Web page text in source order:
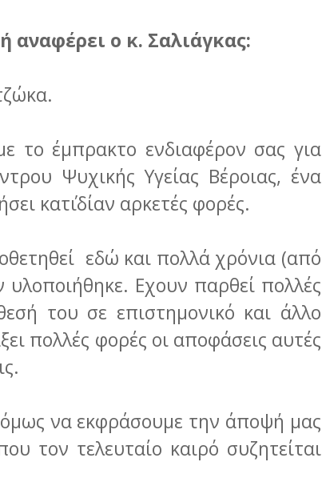
αναφέρει ο κ. Σαλιάγκας:
το έμπρακτο ενδιαφέρον σας για
Ψυχικής Υγείας Βέροιας, ένα
κατ΄ιδίαν αρκετές φορές.
εδώ και πολλά χρόνια (από
Εχουν παρθεί πολλές
του σε επιστημονικό και άλλο
πολλές φορές οι αποφάσεις αυτές
να εκφράσουμε την άποψή μας
τον τελευταίο καιρό συζητείται